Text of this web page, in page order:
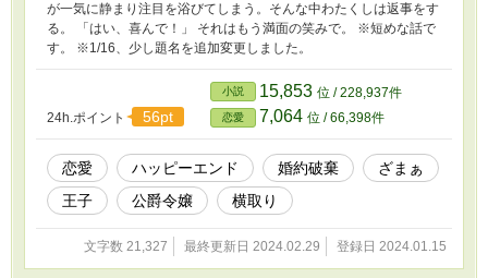
が一気に静まり注目を浴びてしまう。そんな中わたくしは返事をす
る。 「はい、喜んで！」 それはもう満面の笑みで。 ※短めな話で
す。 ※1/16、少し題名を追加変更しました。
24h.ポイント 56pt
小説 15,853 位 / 228,937件
恋愛 7,064 位 / 66,398件
恋愛 ハッピーエンド 婚約破棄
ざまぁ
王子
公爵令嬢 横取り
文字数 21,327 最終更新日 2024.02.29 登録日 2024.01.15